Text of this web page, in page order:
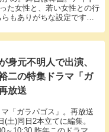
た女性と、若い女性との行
もありがちな設定です。
身元不明人で出演、
二の特集ドラマ「ガ
放送
「ガラパゴス」。再放送
土)同日2本立てに編集。